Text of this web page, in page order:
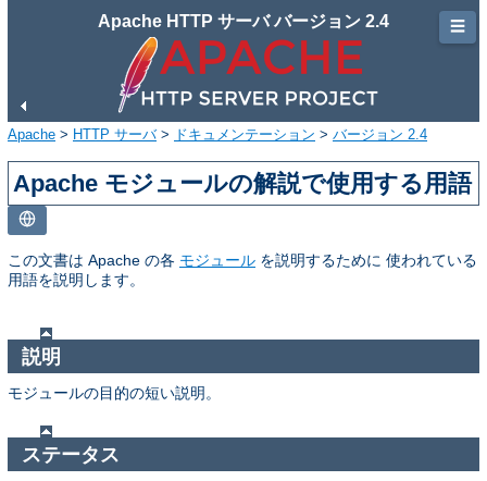
Apache HTTP サーバ バージョン 2.4
Apache > HTTP サーバ> ドキュメンテーション > バージョン 2.4
Apache モジュールの解説で使用する用語
この文書は Apache の各 モジュール を説明するために 使われている
用語を説明します。
説明
モジュールの目的の短い説明。
ステータス
☰